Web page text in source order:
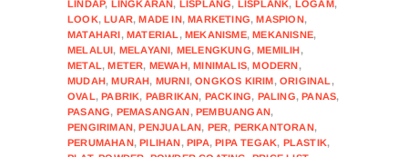
LINDAP, LINGKARAN, LISPLANG, LISPLANK, LOGAM,
LOOK,LUAR,MADE IN,MARKETING,MASPION,
MATAHARI,MATERIAL ,MEKANISME,MEKANISNE,
MELALUI, MELAYANI, MELENGKUNG,MEMILIH,
METAL,METER, MEWAH,MINIMALIS,MODERN,
MUDAH,MURAH, MURNI,ONGKOS KIRIM,ORIGINAL ,
OVAL,PABRIK, PABRIKAN, PACKING, PALING,PANAS,
PASANG, PEMASANGAN,PEMBUANGAN,
PENGIRIMAN,PENJUALAN, PER, PERKANTORAN,
PERUMAHAN,PILIHAN,PIPA,PIPA TEGAK, PLASTIK,